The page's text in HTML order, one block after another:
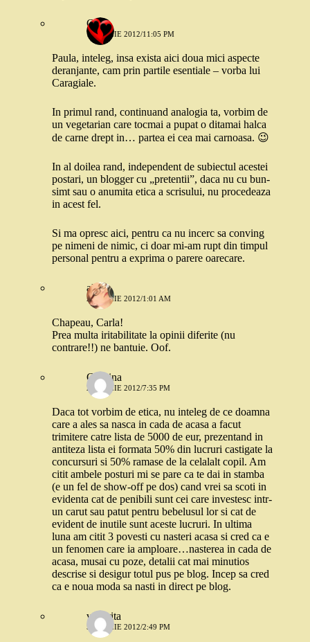
Carla
1 APRILIE 2012/11:05 PM
Paula, inteleg, insa exista aici doua mici aspecte
deranjante, cam prin partile esentiale – vorba lui
Caragiale.
In primul rand, continuand analogia ta, vorbim de
un vegetarian care tocmai a pupat o ditamai halca
de carne drept in… partea ei cea mai carnoasa. 😉
In al doilea rand, independent de subiectul acestei
postari, un blogger cu „pretentii”, daca nu cu bun-
simt sau o anumita etica a scrisului, nu procedeaza
in acest fel.
Si ma opresc aici, pentru ca nu incerc sa conving
pe nimeni de nimic, ci doar mi-am rupt din timpul
personal pentru a exprima o parere oarecare.
alina
2 APRILIE 2012/1:01 AM
Chapeau, Carla!
Prea multa iritabilitate la opinii diferite (nu
contrare!!) ne bantuie. Oof.
Codrina
2 APRILIE 2012/7:35 PM
Daca tot vorbim de etica, nu inteleg de ce doamna
care a ales sa nasca in cada de acasa a facut
trimitere catre lista de 5000 de eur, prezentand in
antiteza lista ei formata 50% din lucruri castigate la
concursuri si 50% ramase de la celalalt copil. Am
citit ambele posturi mi se pare ca te dai in stamba
(e un fel de show-off pe dos) cand vrei sa scoti in
evidenta cat de penibili sunt cei care investesc intr-
un carut sau patut pentru bebelusul lor si cat de
evident de inutile sunt aceste lucruri. In ultima
luna am citit 3 povesti cu nasteri acasa si cred ca e
un fenomen care ia amploare…nasterea in cada de
acasa, musai cu poze, detalii cat mai minutios
descrise si desigur totul pus pe blog. Incep sa cred
ca e noua moda sa nasti in direct pe blog.
veverita
5 APRILIE 2012/2:49 PM